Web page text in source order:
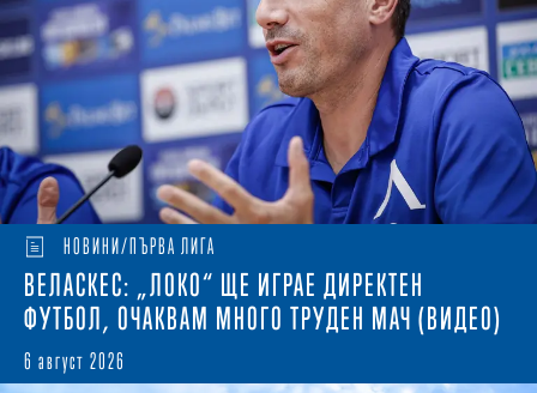
НОВИНИ/ПЪРВА ЛИГА
ВЕЛАСКЕС: „ЛОКО“ ЩЕ ИГРАЕ ДИРЕКТЕН
ФУТБОЛ, ОЧАКВАМ МНОГО ТРУДЕН МАЧ (ВИДЕО)
6 август 2026